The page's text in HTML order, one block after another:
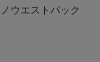
ウエストパック